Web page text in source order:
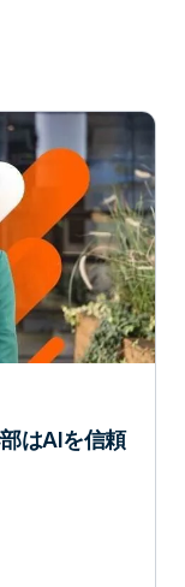
はAIを信頼